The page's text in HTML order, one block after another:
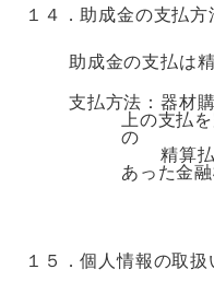
１４．助成金の支払方
助成金の支払は
支払方法：器材
上の支払
の
精算払申請
あった金
１５．個人情報の取扱